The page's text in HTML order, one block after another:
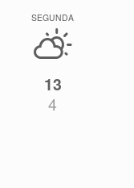
SEGUNDA
13
4